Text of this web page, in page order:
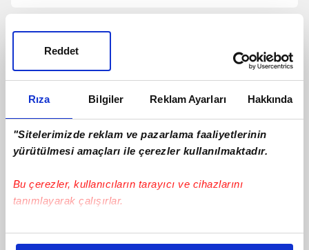
Rıza Bilgiler Reklam Ayarları Hakkında
"Sitelerimizde reklam ve pazarlama faaliyetlerinin
yürütülmesi amaçları ile çerezler kullanılmaktadır.
Bu çerezler, kullanıcıların tarayıcı ve cihazlarını
tanımlayarak çalışırlar.
Bu çerezlere izin vermeniz halinde sizlere özel
Reddet
Jayden Oosterwolde'den sakatlığı için